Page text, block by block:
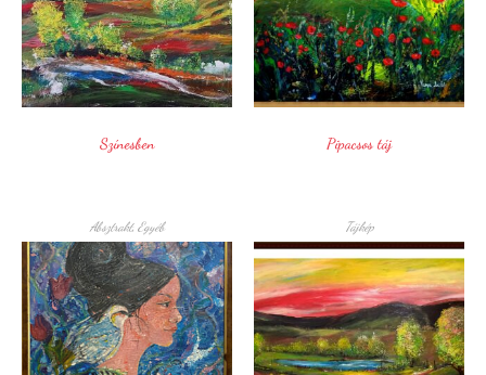
Színesben Pipacsos táj
Absztrakt, Egyéb Tájkép